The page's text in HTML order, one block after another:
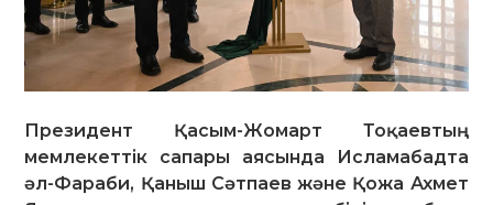
Президент Қасым-Жомарт Тоқаевтың
мемлекеттік сапары аясында Исламабадта
әл-Фараби, Қаныш Сәтпаев және Қожа Ахмет